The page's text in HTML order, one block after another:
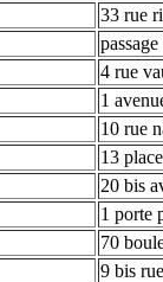
33 rue
4 rue
1
10 rue
13
20 bis
1 porte
70
9 bis